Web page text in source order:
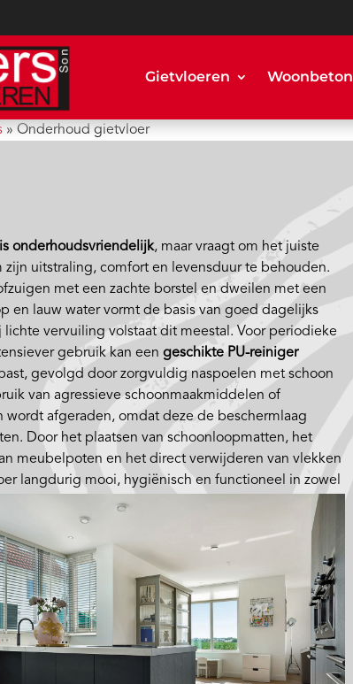
Gietvloeren Woonbeton
»Onderhoud gietvloer
onderhoudsvriendelijk, maar vraagt om het juiste
zijn uitstraling, comfort en levensduur te behouden.
met een zachte borstel en dweilen met een
en lauw water vormt de basis van goed dagelijks
lichte vervuiling volstaat dit meestal. Voor periodieke
gebruik kan eengeschikte PU-reiniger
gevolgd door zorgvuldig naspoelen met schoon
van agressieve schoonmaakmiddelen of
wordt afgeraden, omdat deze de beschermlaag
Door het plaatsen van schoonloopmatten, het
meubelpoten en het direct verwijderen van vlekken
langdurig mooi, hygiënisch en functioneel in zowel
ruimtes.